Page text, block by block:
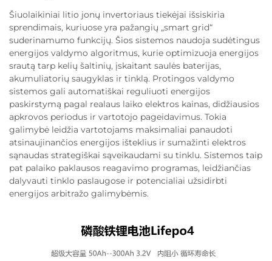
Šiuolaikiniai litio jonų invertoriaus tiekėjai išsiskiria
sprendimais, kuriuose yra pažangių „smart grid“
suderinamumo funkcijų. Šios sistemos naudoja sudėtingus
energijos valdymo algoritmus, kurie optimizuoja energijos
srautą tarp kelių šaltinių, įskaitant saulės baterijas,
akumuliatorių saugyklas ir tinklą. Protingos valdymo
sistemos gali automatiškai reguliuoti energijos
paskirstymą pagal realaus laiko elektros kainas, didžiausios
apkrovos periodus ir vartotojo pageidavimus. Tokia
galimybė leidžia vartotojams maksimaliai panaudoti
atsinaujinančios energijos išteklius ir sumažinti elektros
sąnaudas strategiškai sąveikaudami su tinklu. Sistemos taip
pat palaiko paklausos reagavimo programas, leidžiančias
dalyvauti tinklo paslaugose ir potencialiai užsidirbti
energijos arbitražo galimybėmis.